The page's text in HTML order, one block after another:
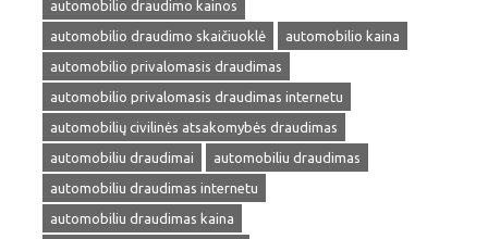
automobilio draudimo kainos
automobilio draudimo skaičiuoklė
automobilio kaina
automobilio privalomasis draudimas
automobilio privalomasis draudimas internetu
automobilių civilinės atsakomybės draudimas
automobiliu draudimai
automobiliu draudimas
automobiliu draudimas internetu
automobiliu draudimas kaina